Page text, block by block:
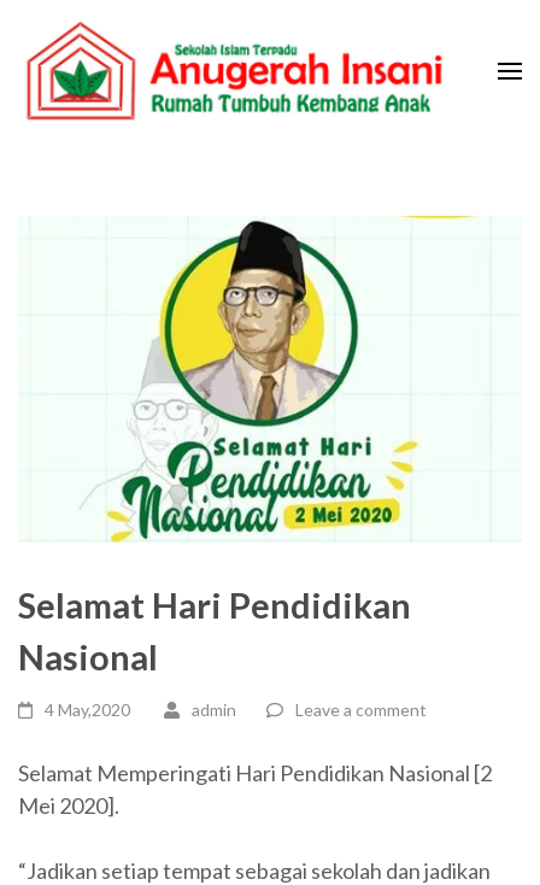
content
(Press
Selamat Hari Pendidikan
Nasional
4 May,2020 admin Leave a comment
Selamat Memperingati Hari Pendidikan Nasional [2
Mei 2020].
“Jadikan setiap tempat sebagai sekolah dan jadikan